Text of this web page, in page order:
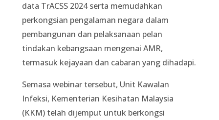
data TrACSS 2024 serta memudahkan
perkongsian pengalaman negara dalam
pembangunan dan pelaksanaan pelan
tindakan kebangsaan mengenai AMR,
termasuk kejayaan dan cabaran yang dihadapi.
Semasa webinar tersebut, Unit Kawalan
Infeksi, Kementerian Kesihatan Malaysia
(KKM) telah dijemput untuk berkongsi